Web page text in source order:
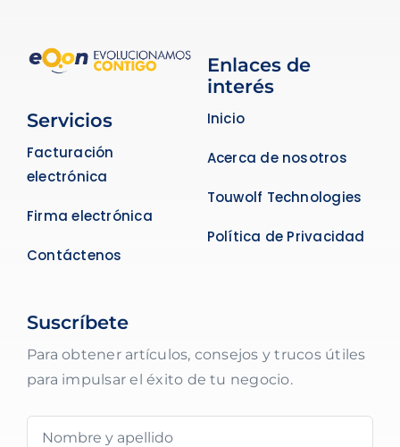
Servicios
Facturación
electrónica
Firma electrónica
Contáctenos
Enlaces de
interés
Inicio
Acerca de nosotros
Touwolf Technologies
Política de Privacidad
Suscríbete
Para obtener artículos, consejos y trucos útiles
para impulsar el éxito de tu negocio.